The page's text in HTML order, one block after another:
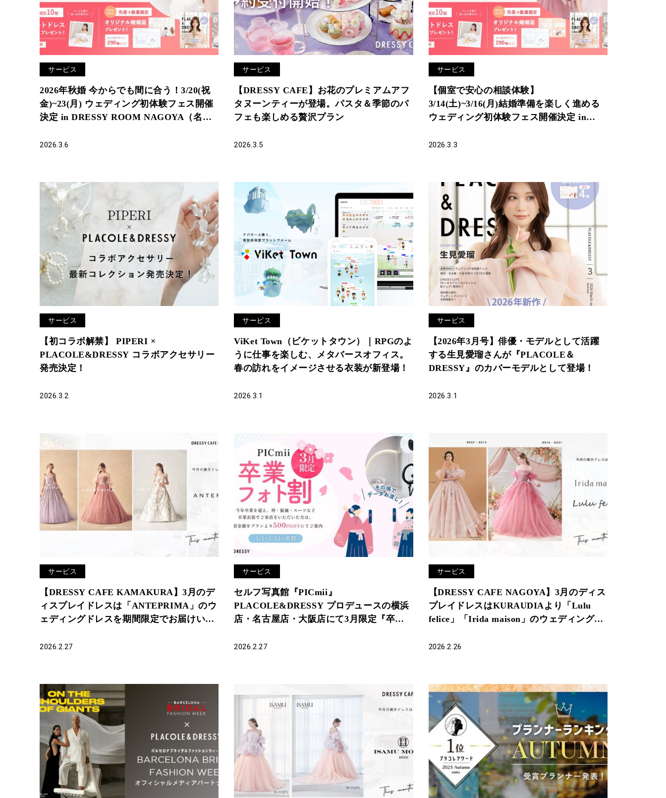
サービス
2026年秋婚 今からでも間に合う！3/20(祝
金)~23(月) ウェディング初体験フェス開催
決定 in DRESSY ROOM NAGOYA（名古
2026.3.6
サービス
【DRESSY CAFE】お花のプレミアムアフ
タヌーンティーが登場。パスタ＆季節のパ
フェも楽しめる贅沢プラン
2026.3.5
サービス
【個室で安心の相談体験】
3/14(土)~3/16(月)結婚準備を楽しく進める
ウェディング初体験フェス開催決定 in
結）
2026.3.3
サービス
【初コラボ解禁】 PIPERI ×
PLACOLE&DRESSY コラボアクセサリー
発売決定！
2026.3.2
サービス
ViKet Town（ビケットタウン）｜RPGのよ
うに仕事を楽しむ、メタバースオフィス。
春の訪れをイメージさせる衣装が新登場！
2026.3.1
サービス
【2026年3月号】俳優・モデルとして活躍
する生見愛瑠さんが『PLACOLE＆
DRESSY』のカバーモデルとして登場！
2026.3.1
サービス
【DRESSY CAFE KAMAKURA】3月のデ
ィスプレイドレスは「ANTEPRIMA」のウ
ェディングドレスを期間限定でお届けいた
2026.2.27
サービス
セルフ写真館『PICmii』
PLACOLE&DRESSY プロデュースの横浜
店・名古屋店・大阪店にて3月限定『卒業
2026.2.27
サービス
【DRESSY CAFE NAGOYA】3月のディス
プレイドレスはKURAUDIAより「Lulu
felice」「Irida maison」のウェディングド
2026.2.26